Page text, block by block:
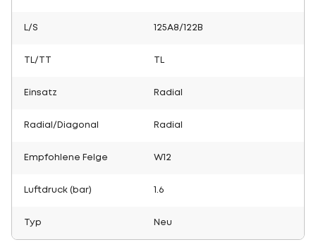
L/S 125A8/122B
TL/TT
Einsatz Radial
Radial/Diagonal Radial
Empfohlene Felge W12
Luftdruck (bar) 1.6
Typ Neu